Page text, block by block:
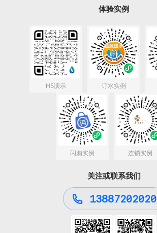
体验实例
H5演示 订水实例
闪购实例 连锁实例
关注或联系我们
13887202020